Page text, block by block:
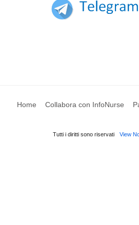
Home Collabora con InfoNurse
Tutti i diritti sono riservati View